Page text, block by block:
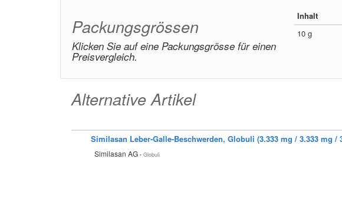
Packungsgrössen
Klicken Sie auf eine Packungsgrösse für einen
Preisvergleich.
Inhalt
10 g
Alternative Artikel
Similasan Leber-Galle-Beschwerden, Globuli (3.333 mg / 3.333 mg /
Similasan AG • Globuli